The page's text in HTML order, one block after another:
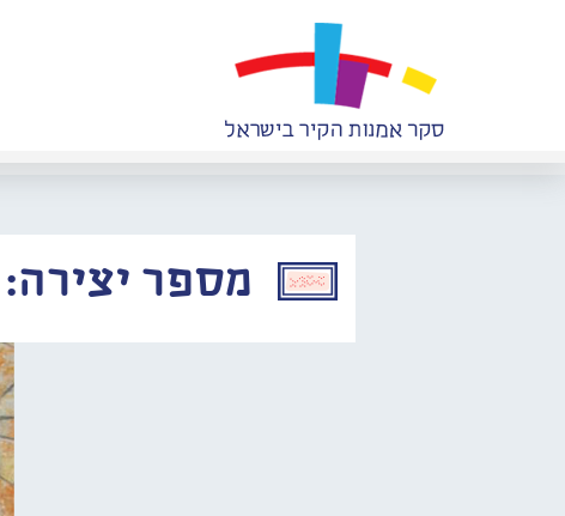
מספר יצירה: #5020